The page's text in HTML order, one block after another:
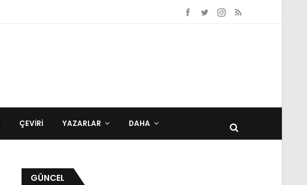
ÇEVIRI YAZARLAR DAHA
GÜNCEL